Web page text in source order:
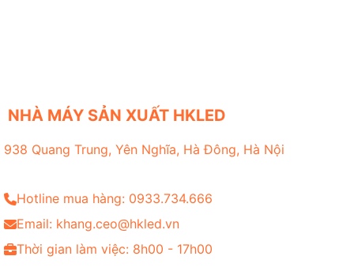
NHÀ MÁY SẢN XUẤT HKLED
938 Quang Trung, Yên Nghĩa, Hà Đông, Hà Nội
Hotline mua hàng: 0933.734.666
Email: khang.ceo@hkled.vn
Thời gian làm việc: 8h00 - 17h00